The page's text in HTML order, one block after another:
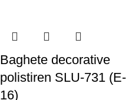
Baghete decorative
polistiren SLU-731 (E-
16)